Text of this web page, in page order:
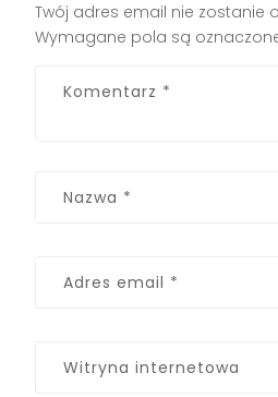
Twój adres email nie zostanie
Wymagane pola są